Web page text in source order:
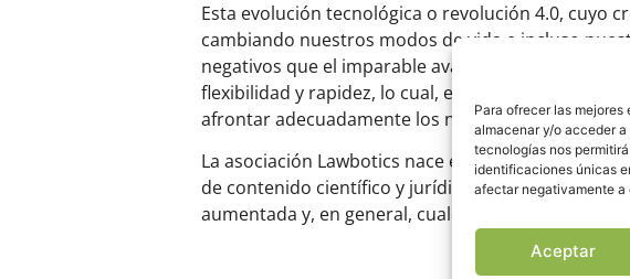
Para ofrecer las
almacenar y/o acceder
tecnologías nos
identificaciones únicas
afectar negativamente
Aceptar
Esta evolución tecnológica o revolución 4.0, cuyo
cambiando nuestros modos de vida e incluso
negativos que el imparable avance de dicha
flexibilidad y rapidez, lo cual, en muchas
afrontar adecuadamente los nuevos retos que se
La asociación Lawbotics nace en 2017
de contenido científico y jurídico en materia de
aumentada y, en general, cualquier tecnología